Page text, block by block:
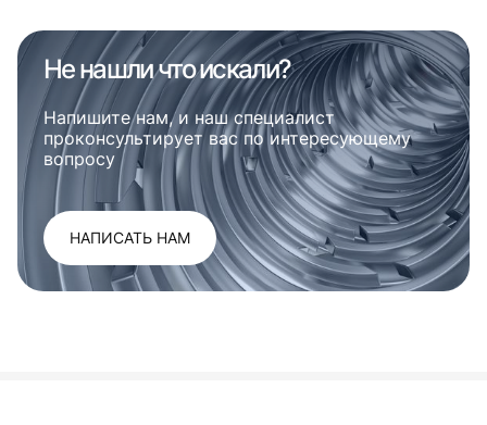
Не нашли что искали?
Напишите нам, и наш специалист
проконсультирует вас по интересующему
вопросу
НАПИСАТЬ НАМ